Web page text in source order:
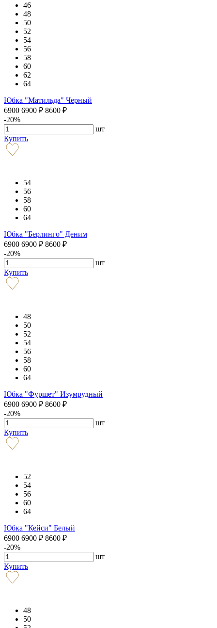
46
48
50
52
54
56
58
60
62
64
Юбка "Матильда" Черный
6900 6900 ₽ 8600 ₽
-20%
шт
Купить
54
56
58
60
64
Юбка "Берлинго" Деним
6900 6900 ₽ 8600 ₽
-20%
шт
Купить
48
50
52
54
56
58
60
64
Юбка "Фуршет" Изумрудный
6900 6900 ₽ 8600 ₽
-20%
шт
Купить
52
54
56
60
64
Юбка "Кейси" Белый
6900 6900 ₽ 8600 ₽
-20%
шт
Купить
48
50